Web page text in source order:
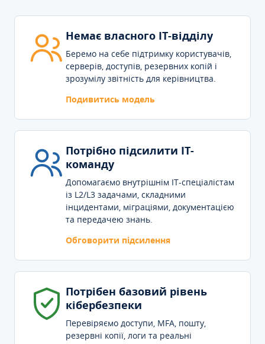
Немає власного IT-відділу
Беремо на себе підтримку користувачів,
серверів, доступів, резервних копій і
зрозумілу звітність для керівництва.
Подивитись модель
Потрібно підсилити IT-
команду
Допомагаємо внутрішнім IT-спеціалістам
із L2/L3 задачами, складними
інцидентами, міграціями, документацією
та передачею знань.
Обговорити підсилення
Потрібен базовий рівень
кібербезпеки
Перевіряємо доступи, MFA, пошту,
резервні копії, логи та реальні